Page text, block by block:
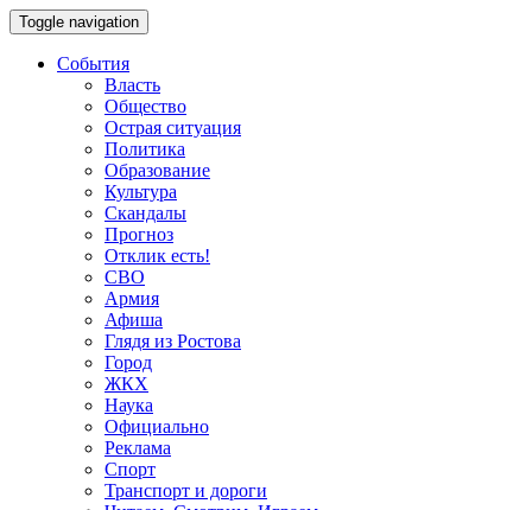
Toggle navigation
События
Власть
Общество
Острая ситуация
Политика
Образование
Культура
Скандалы
Прогноз
Отклик есть!
СВО
Армия
Афиша
Глядя из Ростова
Город
ЖКХ
Наука
Официально
Реклама
Спорт
Транспорт и дороги